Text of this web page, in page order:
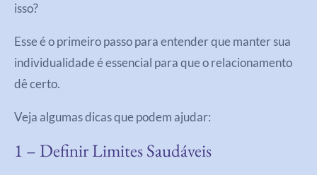
isso?
Esse é o primeiro passo para entender que manter sua
individualidade é essencial para que o relacionamento
dê certo.
Veja algumas dicas que podem ajudar:
1 – Definir Limites Saudáveis